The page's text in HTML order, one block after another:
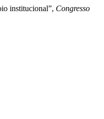
institucional”, Congresso